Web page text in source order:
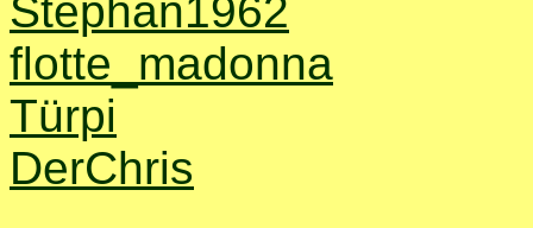
Stephan1962
flotte_madonna
Türpi
DerChris